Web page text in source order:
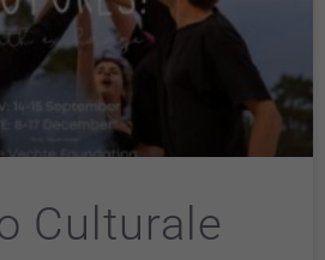
Culturale